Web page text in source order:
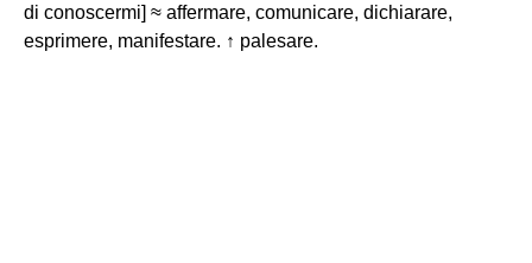
di conoscermi] ≈ affermare, comunicare, dichiarare,
esprimere, manifestare. ↑ palesare.